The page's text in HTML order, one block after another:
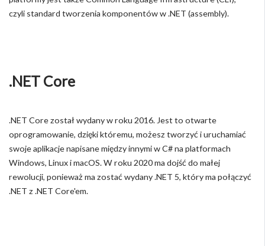
czyli standard tworzenia komponentów w .NET (assembly).
.NET Core
.NET Core został wydany w roku 2016. Jest to otwarte
oprogramowanie, dzięki któremu, możesz tworzyć i uruchamiać
swoje aplikacje napisane między innymi w C# na platformach
Windows, Linux i macOS. W roku 2020 ma dojść do małej
rewolucji, ponieważ ma zostać wydany .NET 5, który ma połączyć
.NET z .NET Core'em.